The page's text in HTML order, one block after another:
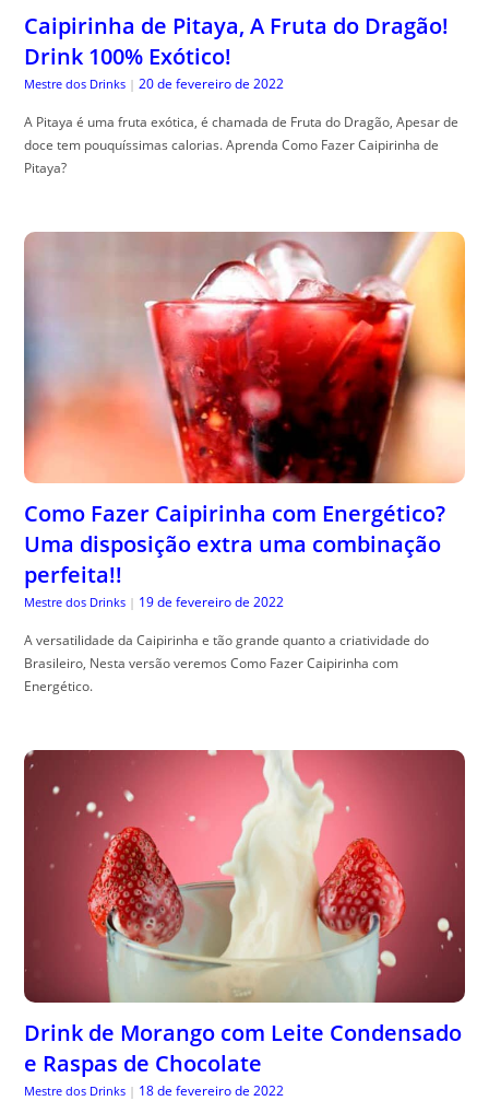
Caipirinha de Pitaya, A Fruta do Dragão!
Drink 100% Exótico!
Mestre dos Drinks | 20 de fevereiro de 2022
A Pitaya é uma fruta exótica, é chamada de Fruta do Dragão, Apesar de
doce tem pouquíssimas calorias. Aprenda Como Fazer Caipirinha de
Pitaya?
Como Fazer Caipirinha com Energético?
Uma disposição extra uma combinação
perfeita!!
Mestre dos Drinks | 19 de fevereiro de 2022
A versatilidade da Caipirinha e tão grande quanto a criatividade do
Brasileiro, Nesta versão veremos Como Fazer Caipirinha com
Energético.
Drink de Morango com Leite Condensado
e Raspas de Chocolate
Mestre dos Drinks | 18 de fevereiro de 2022